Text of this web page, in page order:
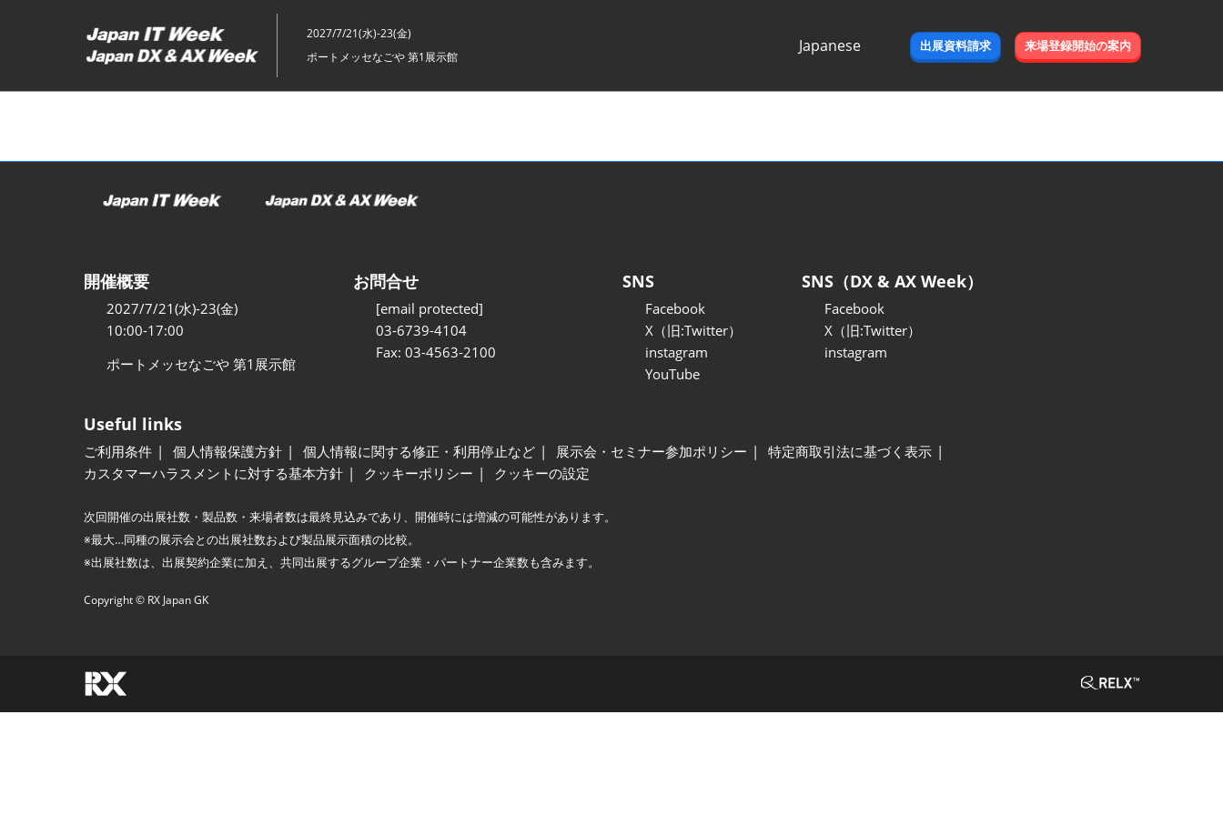
キ
ッ
2027/7/21(水)-23(金)
ポートメッセなごや 第1展示館
Japanese
出展資料請求 来場登録開始の案内
開催概要
2027/7/21(水)-23(金)
10:00-17:00
ポートメッセなごや 第1展示館
お問合せ
[email protected]
03-6739-4104
Fax: 03-4563-2100
SNS
Facebook
X（旧:Twitter）
instagram
YouTube
SNS（DX & AX Week）
Facebook
X（旧:Twitter）
instagram
Useful links
ご利用条件 個人情報保護方針 個人情報に関する修正・利用停止など 展示会・セミナー参加ポリシー
特定商取引法に基づく表示
カスタマーハラスメントに対する基本方針
クッキーポリシー クッキーの設定
次回開催の出展社数・製品数・来場者数は最終見込みであり、開催時には増減の可能性があります。
※最大…同種の展示会との出展社数および製品展示面積の比較。
※出展社数は、出展契約企業に加え、共同出展するグループ企業・パートナー企業数も含みます。
Copyright © RX Japan GK